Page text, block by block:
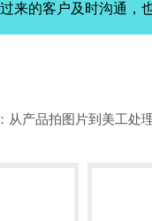
的客户及时沟通，
产品拍图片到美工处